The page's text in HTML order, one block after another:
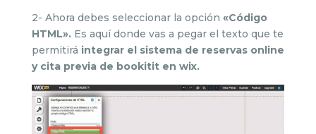
2- Ahora debes seleccionar la opción «Código
HTML».Es aquí donde vas a pegar el texto que te
permitirá integrar el sistema de reservas online
y cita previa de bookitit en wix.